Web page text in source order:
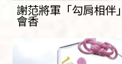
謝范將軍「勾肩相伴
會香